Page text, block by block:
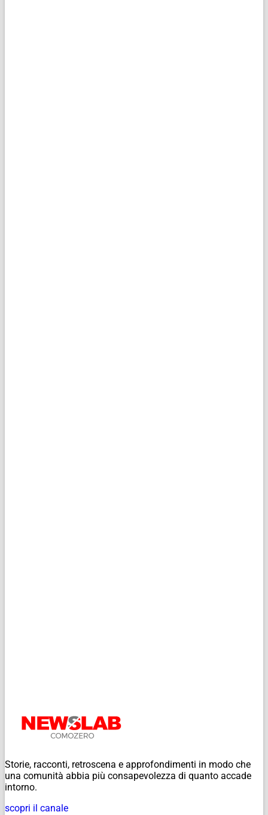
Storie, racconti, retroscena e approfondimenti in modo che
una comunità abbia più consapevolezza di quanto accade
intorno.
scopri il canale